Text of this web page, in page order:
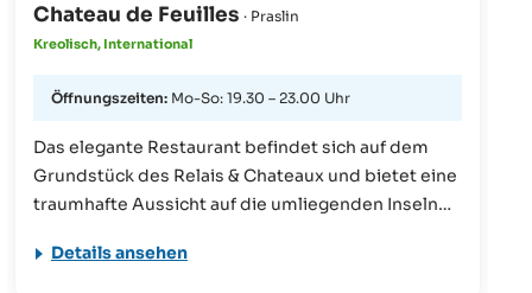
Chateau de Feuilles · Praslin
Kreolisch, International
Öffnungszeiten: Mo-So: 19.30 – 23.00 Uhr
Das elegante Restaurant befindet sich auf dem
Grundstück des Relais & Chateaux und bietet eine
traumhafte Aussicht auf die umliegenden Inseln
des Chefkochs gehört das Restaurant zu einem
Details ansehen